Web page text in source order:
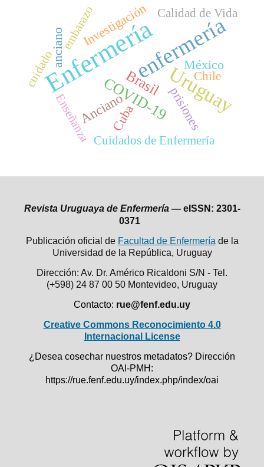
Enfermeríaenfermería
Uruguay
COVID-19
Brasil
Anciano
Investigación
prisiones
México
Cuba
anciano
Enseñanza Cuidados de Enfermería
Chile
Calidad de Vida
cuidado
embarazo
Revista Uruguaya de Enfermería — eISSN: 2301-
0371
Publicación oficial de Facultad de Enfermería de la
Universidad de la República, Uruguay
Dirección: Av. Dr. Américo Ricaldoni S/N - Tel.
(+598) 24 87 00 50 Montevideo, Uruguay
Contacto: rue@fenf.edu.uy
Creative Commons Reconocimiento 4.0
Internacional License
¿Desea cosechar nuestros metadatos? Dirección
OAI-PMH:
https://rue.fenf.edu.uy/index.php/index/oai